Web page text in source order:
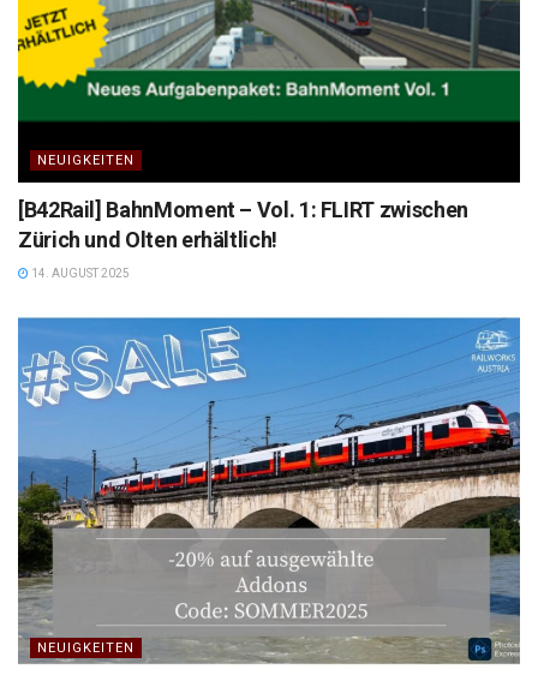
NEUIGKEITEN
[B42Rail] BahnMoment – Vol. 1: FLIRT zwischen
Zürich und Olten erhältlich!
14. AUGUST 2025
NEUIGKEITEN